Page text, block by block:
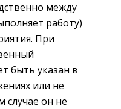
между
работу)
При
быть указан в
или не
случае он не